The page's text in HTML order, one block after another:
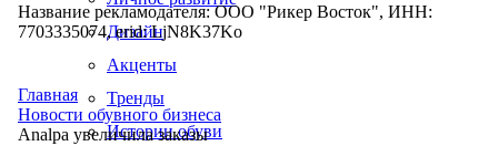
Дизайн
Акценты
Тренды
Истории обуви
Название рекламодателя: ООО "Рикер Восток", ИНН:
7703335074, erid: LjN8K37Ko
Главная
Новости обувного бизнеса
Analpa увеличила заказы